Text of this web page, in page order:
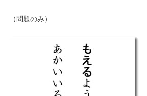
（問題のみ） （問